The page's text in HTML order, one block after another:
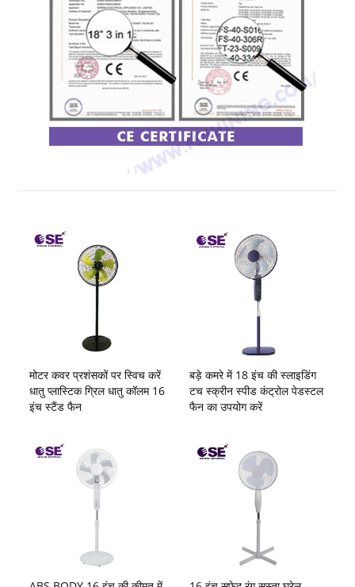
मोटर कवर प्रशंसकों पर स्विच करें
धातु प्लास्टिक ग्रिल धातु कॉलम 16
इंच स्टैंड फैन
बड़े कमरे में 18 इंच की स्लाइडिंग
टच स्क्रीन स्पीड कंट्रोल पेडस्टल
फैन का उपयोग करें